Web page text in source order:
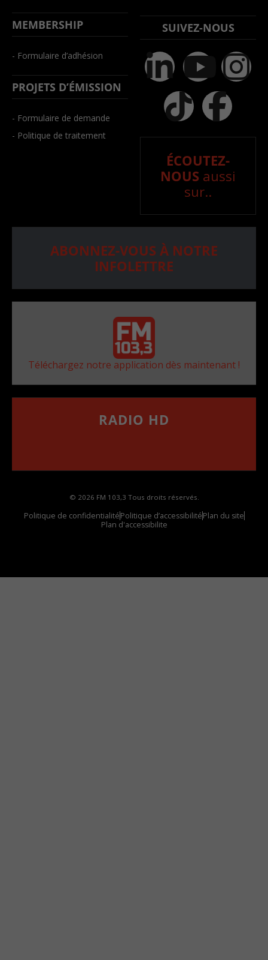
MEMBERSHIP
- Formulaire d’adhésion
PROJETS D’ÉMISSION
- Formulaire de demande
- Politique de traitement
SUIVEZ-NOUS
ÉCOUTEZ-
NOUS aussi
sur..
ABONNEZ-VOUS À NOTRE
INFOLETTRE
Téléchargez notre application dès maintenant !
RADIO HD
© 2026 FM 103,3 Tous droits réservés.
Politique de confidentialitéPolitique d’accessibilitéPlan du site
Plan d'accessibilite